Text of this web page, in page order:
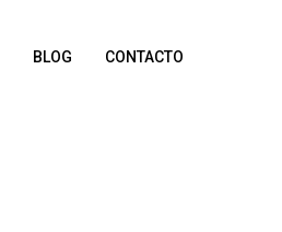
BLOG CONTACTO